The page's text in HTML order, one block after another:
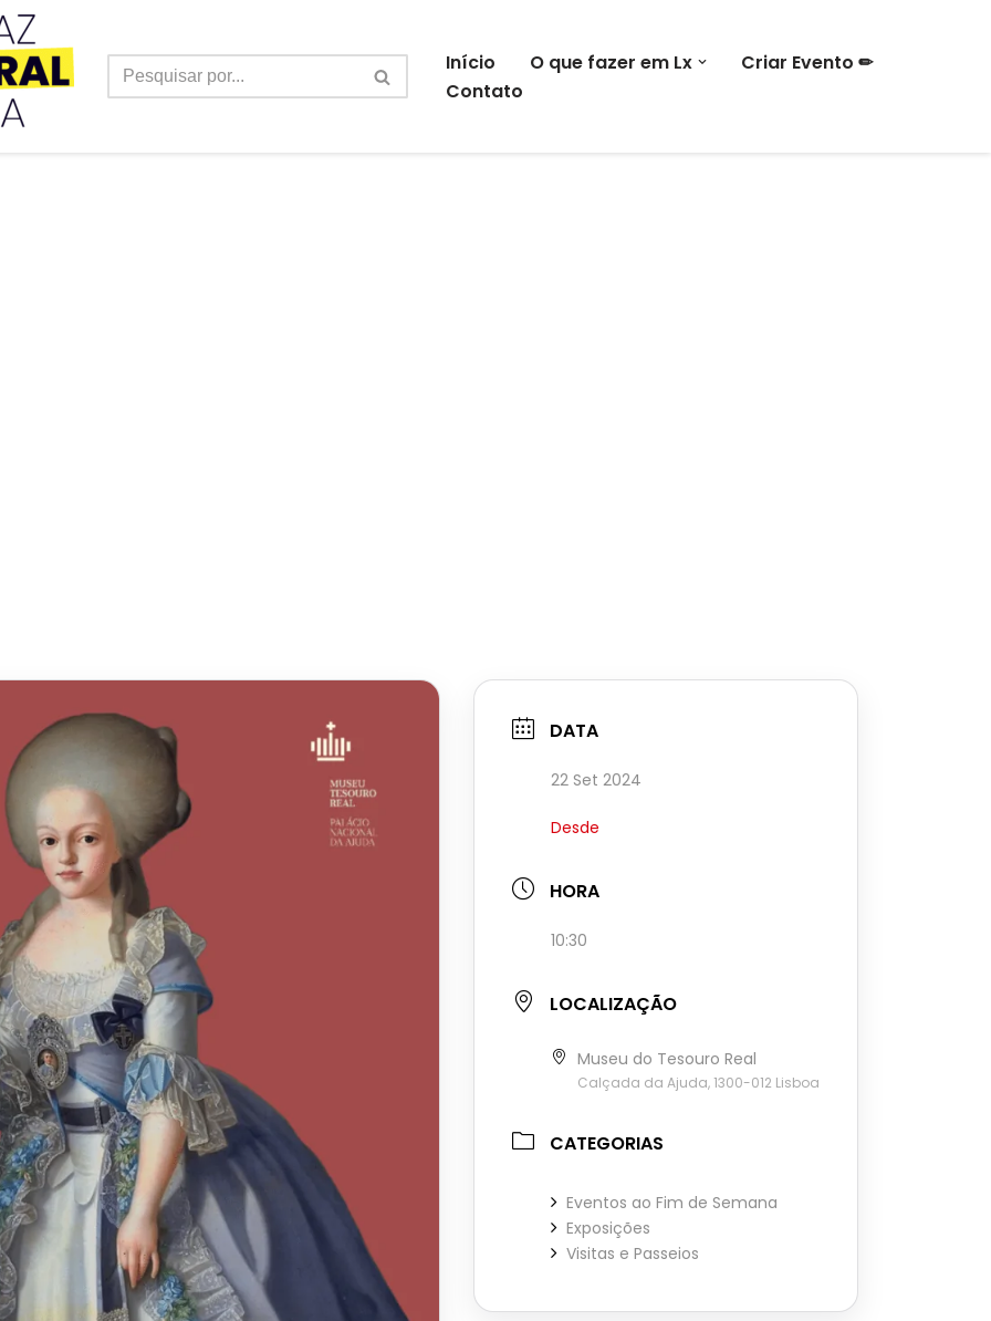
Início O que fazer em Lx
Criar Evento ✏
Contato
DATA
22 Set 2024
Desde
HORA
10:30
LOCALIZAÇÃO
Museu do Tesouro Real
Calçada da Ajuda, 1300-012 Lisboa
CATEGORIAS
Eventos ao Fim de Semana
Exposições
Visitas e Passeios